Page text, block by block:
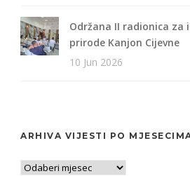
Održana II radionica za
prirode Kanjon Cijevne
10 Jun 2026
ARHIVA VIJESTI PO